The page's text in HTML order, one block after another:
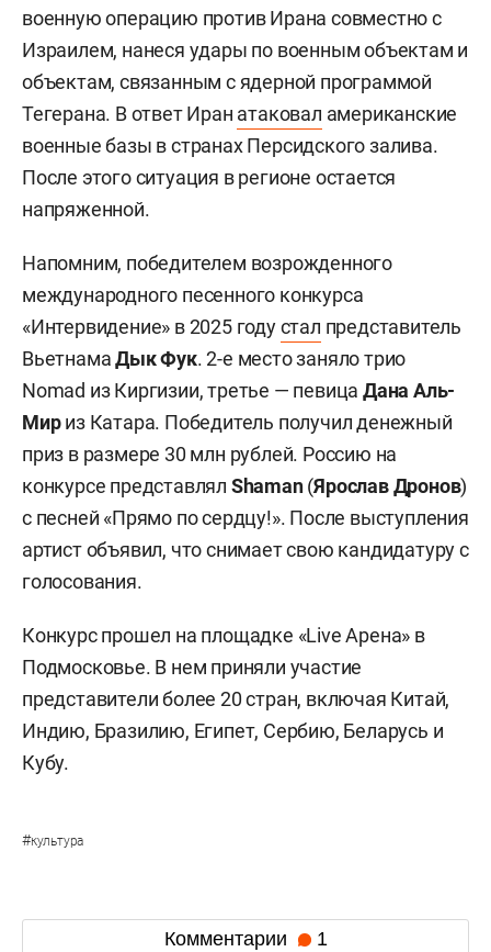
военную операцию против Ирана совместно с
Израилем, нанеся удары по военным объектам и
объектам, связанным с ядерной программой
Тегерана. В ответ Иран атаковал американские
военные базы в странах Персидского залива.
После этого ситуация в регионе остается
напряженной.
Напомним, победителем возрожденного
международного песенного конкурса
«Интервидение» в 2025 годустал представитель
ВьетнамаДык Фук. 2-е место заняло трио
Nomad из Киргизии, третье — певица Дана Аль-
Мириз Катара. Победитель получил денежный
приз в размере 30 млн рублей. Россию на
конкурсе представлял Shaman(Ярослав Дронов)
с песней «Прямо по сердцу!». После выступления
артист объявил, что снимает свою кандидатуру с
голосования.
Конкурс прошел на площадке «Live Арена» в
Подмосковье. В нем приняли участие
представители более 20 стран, включая Китай,
Индию, Бразилию, Египет, Сербию, Беларусь и
Кубу.
#культура
Комментарии 1